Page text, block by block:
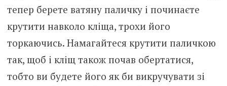
тепер берете ватяну паличку і починаєте
крутити навколо кліща, трохи його
торкаючись. Намагайтеся крутити паличкою
так, щоб і кліщ також почав обертатися,
тобто ви будете його як би викручувати зі